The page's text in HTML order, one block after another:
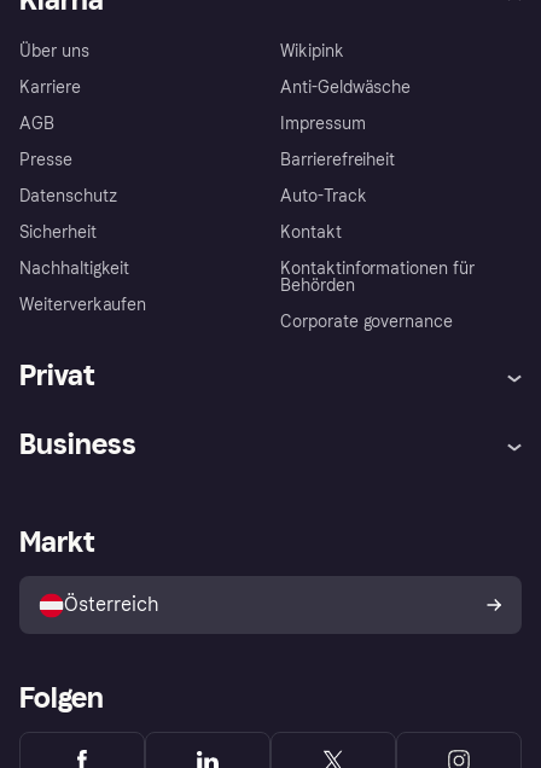
Über uns
Karriere
AGB
Presse
Datenschutz
Sicherheit
Nachhaltigkeit
Weiterverkaufen
Wikipink
Anti-Geldwäsche
Impressum
Barrierefreiheit
Auto-Track
Kontakt
Kontaktinformationen für
Behörden
Corporate governance
Privat
Shops entdecken
Business
Händlerportal
Markt
Österreich
Folgen